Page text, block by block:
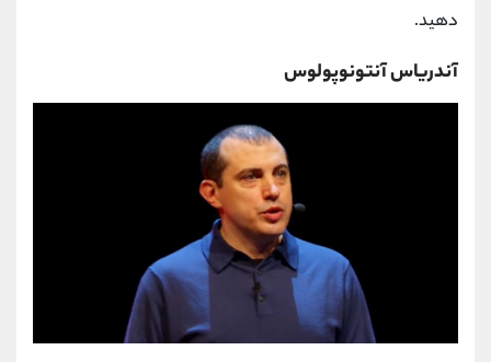
دهید.
آندریاس آنتونوپولوس